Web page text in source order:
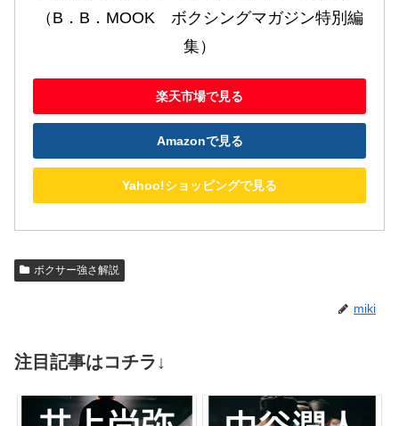
（B．B．MOOK　ボクシングマガジン特別編
集）
楽天市場で見る
Amazonで見る
Yahoo!ショッピングで見る
ボクサー強さ解説
miki
注目記事はコチラ↓